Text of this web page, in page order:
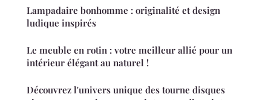
Lampadaire bonhomme : originalité et design
ludique inspirés
Le meuble en rotin : votre meilleur allié pour un
intérieur élégant au naturel !
Découvrez l'univers unique des tourne disques